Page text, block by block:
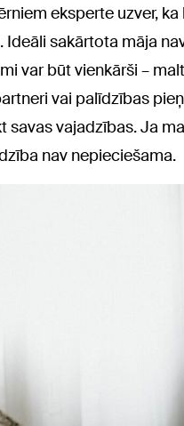
eksperte uzver, ka
sakārtota māja
var būt vienkārši –
vai palīdzības
savas vajadzības. Ja
nav nepieciešama.